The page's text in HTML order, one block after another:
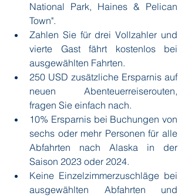
National Park, Haines & Pelican
Town".
Zahlen Sie für drei Vollzahler und
vierte Gast fährt kostenlos bei
ausgewählten Fahrten.
250 USD zusätzliche Ersparnis auf
neuen Abenteuerreiserouten,
fragen Sie einfach nach.
10% Ersparnis bei Buchungen von
sechs oder mehr Personen für alle
Abfahrten nach Alaska in der
Saison 2023 oder 2024.
Keine Einzelzimmerzuschläge bei
ausgewählten Abfahrten und